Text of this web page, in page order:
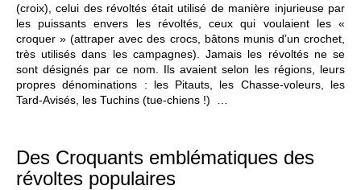
(croix), celui des révoltés était utilisé de manière injurieuse par
les puissants envers les révoltés, ceux qui voulaient les «
croquer » (attraper avec des crocs, bâtons munis d’un crochet,
très utilisés dans les campagnes). Jamais les révoltés ne se
sont désignés par ce nom. Ils avaient selon les régions, leurs
propres dénominations : les Pitauts, les Chasse-voleurs, les
Tard-Avisés, les Tuchins (tue-chiens !) …
Des Croquants emblématiques des
révoltes populaires